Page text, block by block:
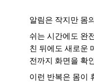
알림은 작지만 몸
쉬는 시간에도 완
친 뒤에도 새로운
전까지 화면을 확
이런 반복은 몸이